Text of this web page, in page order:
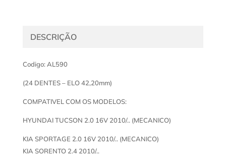
DESCRIÇÃO
Codigo: AL590
(24 DENTES – ELO 42,20mm)
COMPATIVEL COM OS MODELOS:
HYUNDAI TUCSON 2.0 16V 2010/.. (MECANICO)
KIA SPORTAGE 2.0 16V 2010/.. (MECANICO)
KIA SORENTO 2.4 2010/..